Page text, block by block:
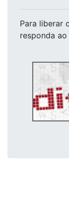
Para liberar
responda